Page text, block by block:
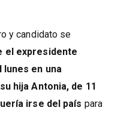
y candidato se
el expresidente
en una
hija Antonia, de 11
irse del país para